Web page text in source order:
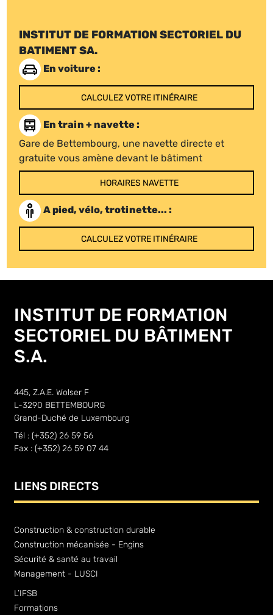
INSTITUT DE FORMATION SECTORIEL DU
BATIMENT SA.
En voiture :
CALCULEZ VOTRE ITINÉRAIRE
En train + navette :
Gare de Bettembourg, une navette directe et
gratuite vous amène devant le bâtiment
HORAIRES NAVETTE
A pied, vélo, trotinette... :
CALCULEZ VOTRE ITINÉRAIRE
INSTITUT DE FORMATION
SECTORIEL DU BÂTIMENT
S.A.
445, Z.A.E. Wolser F
L-3290 BETTEMBOURG
Grand-Duché de Luxembourg
Tél : (+352) 26 59 56
Fax : (+352) 26 59 07 44
LIENS DIRECTS
Construction & construction durable
Construction mécanisée - Engins
Sécurité & santé au travail
Management - LUSCI
L’IFSB
Formations